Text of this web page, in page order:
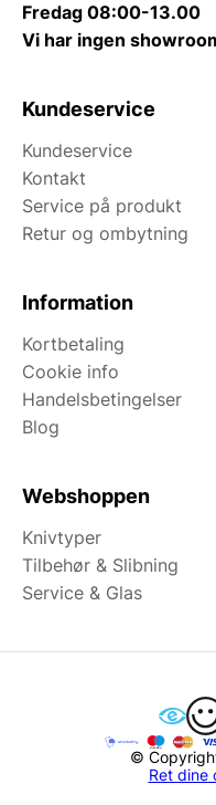
Fredag 08:00-13.00
Vi har ingen
Kundeservice
Kundeservice
Kontakt
Service på produkt
Retur og ombytning
Information
Kortbetaling
Cookie info
Handelsbetingelser
Blog
Webshoppen
Knivtyper
Tilbehør & Slibning
Service & Glas
©
Ret dine